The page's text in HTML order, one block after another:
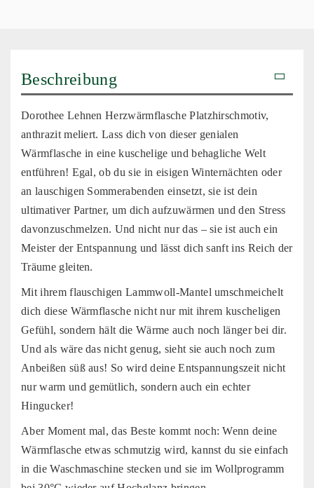
Beschreibung
Dorothee Lehnen Herzwärmflasche Platzhirschmotiv,
anthrazit meliert. Lass dich von dieser genialen
Wärmflasche in eine kuschelige und behagliche Welt
entführen! Egal, ob du sie in eisigen Winternächten oder
an lauschigen Sommerabenden einsetzt, sie ist dein
ultimativer Partner, um dich aufzuwärmen und den Stress
davonzuschmelzen. Und nicht nur das – sie ist auch ein
Meister der Entspannung und lässt dich sanft ins Reich der
Träume gleiten.
Mit ihrem flauschigen Lammwoll-Mantel umschmeichelt
dich diese Wärmflasche nicht nur mit ihrem kuscheligen
Gefühl, sondern hält die Wärme auch noch länger bei dir.
Und als wäre das nicht genug, sieht sie auch noch zum
Anbeißen süß aus! So wird deine Entspannungszeit nicht
nur warm und gemütlich, sondern auch ein echter
Hingucker!
Aber Moment mal, das Beste kommt noch: Wenn deine
Wärmflasche etwas schmutzig wird, kannst du sie einfach
in die Waschmaschine stecken und sie im Wollprogramm